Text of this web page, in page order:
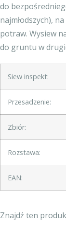
do
najmłodszych),
potraw. Wysiew
do gruntu w
Siew inspekt:
Przesadzenie:
Zbiór:
Rozstawa:
EAN:
Znajdź ten